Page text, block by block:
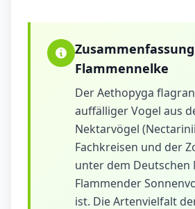
Flammennelke
Der Aethopyga
auffälliger Vogel aus
Nektarvögel
Fachkreisen und der
unter dem Deutschen
Flammender
ist. Die Artenvielfalt